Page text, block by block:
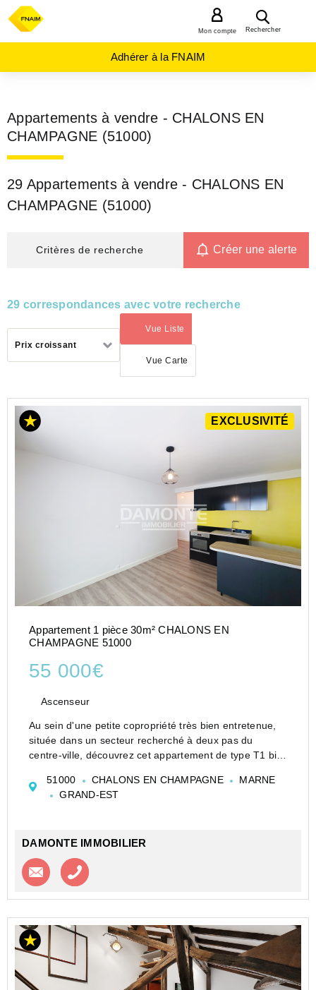
Rechercher
Mon compte
Adhérer à la FNAIM
Appartements à vendre - CHALONS EN
CHAMPAGNE (51000)
29 Appartements à vendre - CHALONS EN
CHAMPAGNE (51000)
Critères de recherche Créer une alerte
29 correspondances avec votre recherche
Prix croissant
Vue Liste
(activé)
Vue Carte
ACHAT
APPARTEMENT
EXCLUSIVITÉ
Appartement 1 pièce 30m² CHALONS EN
CHAMPAGNE 51000
55 000€
Ascenseur
Au sein d'une petite copropriété très bien entretenue,
située dans un secteur recherché à deux pas du
centre-ville, découvrez cet appartement de type T1 bis
investissement locatif.
Composé d'une entrée, ...
51000 CHALONS EN CHAMPAGNE
MARNE
GRAND-EST
DAMONTE IMMOBILIER
Contacter l'agence